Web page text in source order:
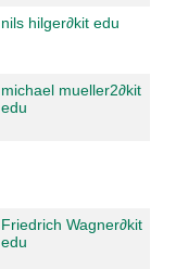
nils hilger∂kit edu
michael mueller2∂kit
edu
Friedrich Wagner∂kit
edu